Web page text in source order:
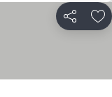
Jaa